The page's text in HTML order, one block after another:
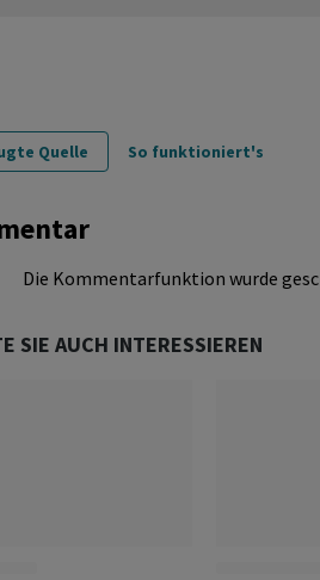
Quelle So funktioniert's
Die Kommentarfunktion wurde
SIE AUCH INTERESSIEREN